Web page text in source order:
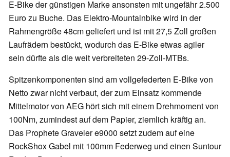
E-Bike der günstigen Marke ansonsten mit ungefähr 2.500
Euro zu Buche. Das Elektro-Mountainbike wird in der
Rahmengröße 48cm geliefert und ist mit 27,5 Zoll großen
Laufrädern bestückt, wodurch das E-Bike etwas agiler
sein dürfte als die weit verbreiteten 29-Zoll-MTBs.
Spitzenkomponenten sind am vollgefederten E-Bike von
Netto zwar nicht verbaut, der zum Einsatz kommende
Mittelmotor von AEG hört sich mit einem Drehmoment von
100Nm, zumindest auf dem Papier, ziemlich kräftig an.
Das Prophete Graveler e9000 setzt zudem auf eine
RockShox Gabel mit 100mm Federweg und einen Suntour